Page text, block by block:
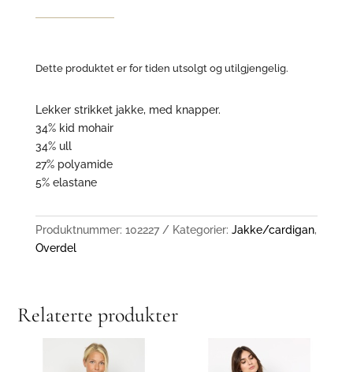
Dette produktet er for tiden utsolgt og utilgjengelig.
Lekker strikket jakke, med knapper.
34% kid mohair
34% ull
27% polyamide
5% elastane
Produktnummer: 102227 Kategorier: Jakke/cardigan,
Overdel
Relaterte produkter